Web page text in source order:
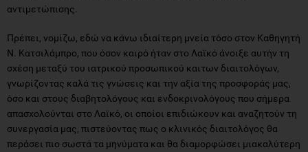
αντιμετώπισης.
Πρέπει, νομίζω, εδώ να κάνω ιδιαίτερη μνεία τόσο στον Καθηγητή
Ν. Κατσιλάμπρο, που όσον καιρό ήταν στο Λαϊκό άνοιξε αυτήν τη
σχέση μεταξύ του ιατρικού προσωπικού καιτων διαιτολόγων,
γνωρίζοντας καλά τις γνώσεις και την αξία της προσφοράς μας,
όσο και στους διαβητολόγους και ενδοκρινολόγους που σήμερα
απασχολούνται στο Λαϊκό, οι οποίοι επιδιώκουν και αναζητούν τη
συνεργασία μας, πιστεύοντας πως ο κλινικός διαιτολόγος θα
περάσει πιο σωστά τα μηνύματα και θα διαμορφώσει μιακαλύτερη